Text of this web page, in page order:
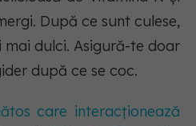
După ce sunt culese,
mai dulci. Asigură-te doar
după ce se coc.
care interacționează